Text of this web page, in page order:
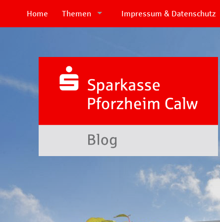
Home Themen Impressum & Datenschutz